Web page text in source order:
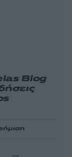
Blog